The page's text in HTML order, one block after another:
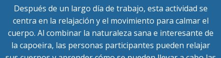
Después de un largo día de trabajo, esta actividad se
centra en la relajación y el movimiento para calmar el
cuerpo. Al combinar la naturaleza sana e interesante de
la capoeira, las personas participantes pueden relajar